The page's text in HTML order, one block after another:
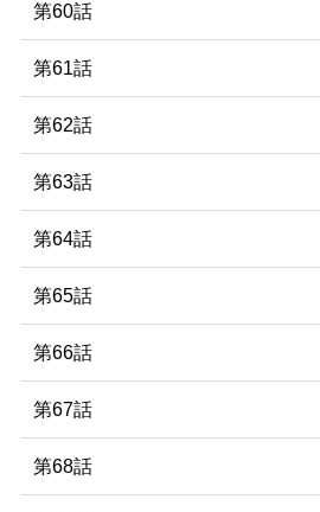
第60話
第61話
第62話
第63話
第64話
第65話
第66話
第67話
第68話